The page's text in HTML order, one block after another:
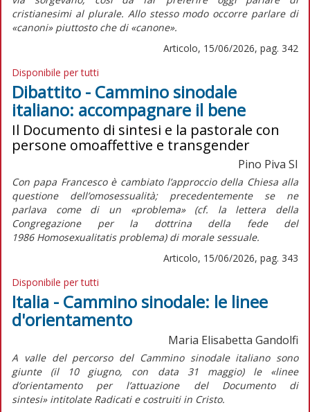
cristianesimi al plurale. Allo stesso modo occorre parlare di
«canoni» piuttosto che di «canone».
Articolo, 15/06/2026, pag. 342
Disponibile per tutti
Dibattito - Cammino sinodale
italiano: accompagnare il bene
Il Documento di sintesi e la pastorale con
persone omoaffettive e transgender
Pino Piva SI
Con papa Francesco è cambiato l’approccio della Chiesa alla
questione dell’omosessualità; precedentemente se ne
parlava come di un «problema» (cf. la lettera della
Congregazione per la dottrina della fede del
1986 Homosexualitatis problema) di morale sessuale.
Articolo, 15/06/2026, pag. 343
Disponibile per tutti
Italia - Cammino sinodale: le linee
d'orientamento
Maria Elisabetta Gandolfi
A valle del percorso del Cammino sinodale italiano sono
giunte (il 10 giugno, con data 31 maggio) le «linee
d’orientamento per l’attuazione del Documento di
sintesi»intitolate Radicati e costruiti in Cristo.